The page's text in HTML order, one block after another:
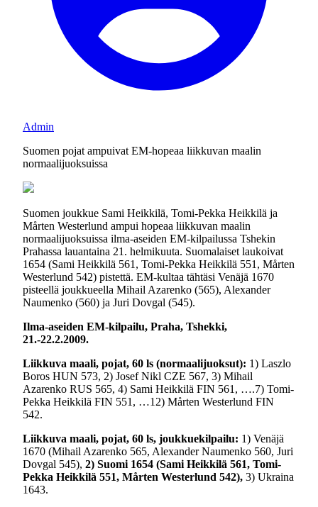
Admin
Suomen pojat ampuivat EM-hopeaa liikkuvan maalin
normaalijuoksuissa
Suomen joukkue Sami Heikkilä, Tomi-Pekka Heikkilä ja
Mårten Westerlund ampui hopeaa liikkuvan maalin
normaalijuoksuissa ilma-aseiden EM-kilpailussa Tshekin
Prahassa lauantaina 21. helmikuuta. Suomalaiset laukoivat
1654 (Sami Heikkilä 561, Tomi-Pekka Heikkilä 551, Mårten
Westerlund 542) pistettä. EM-kultaa tähtäsi Venäjä 1670
pisteellä joukkueella Mihail Azarenko (565), Alexander
Naumenko (560) ja Juri Dovgal (545).
Ilma-aseiden EM-kilpailu, Praha, Tshekki,
21.-22.2.2009.
Liikkuva maali, pojat, 60 ls (normaalijuoksut): 1) Laszlo
Boros HUN 573, 2) Josef Nikl CZE 567, 3) Mihail
Azarenko RUS 565, 4) Sami Heikkilä FIN 561, ….7) Tomi-
Pekka Heikkilä FIN 551, …12) Mårten Westerlund FIN
542.
Liikkuva maali, pojat, 60 ls, joukkuekilpailu: 1) Venäjä
1670 (Mihail Azarenko 565, Alexander Naumenko 560, Juri
Dovgal 545), 2) Suomi 1654 (Sami Heikkilä 561, Tomi-
Pekka Heikkilä 551, Mårten Westerlund 542), 3) Ukraina
1643.